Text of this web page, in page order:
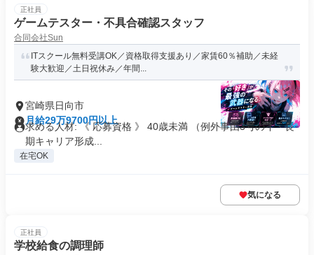
正社員
ゲームテスター・不具合確認スタッフ
合同会社Sun
ITスクール無料受講OK／資格取得支援あり／家賃60％補助／未経
験大歓迎／土日祝休み／年間...
宮崎県日向市
月給29万9700円以上
求める人材: 《 応募資格 》 40歳未満 （例外事由3号のイ・長
期キャリア形成...
在宅OK
気になる
正社員
学校給食の調理師